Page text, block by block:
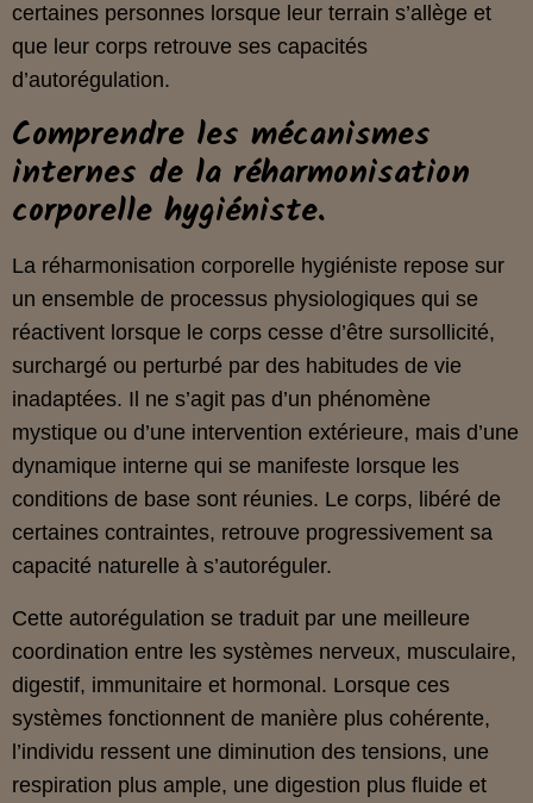
certaines personnes lorsque leur terrain s’allège et
que leur corps retrouve ses capacités
d’autorégulation.
Comprendre les mécanismes
internes de la réharmonisation
corporelle hygiéniste.
La réharmonisation corporelle hygiéniste repose sur
un ensemble de processus physiologiques qui se
réactivent lorsque le corps cesse d’être sursollicité,
surchargé ou perturbé par des habitudes de vie
inadaptées. Il ne s’agit pas d’un phénomène
mystique ou d’une intervention extérieure, mais d’une
dynamique interne qui se manifeste lorsque les
conditions de base sont réunies. Le corps, libéré de
certaines contraintes, retrouve progressivement sa
capacité naturelle à s’autoréguler.
Cette autorégulation se traduit par une meilleure
coordination entre les systèmes nerveux, musculaire,
digestif, immunitaire et hormonal. Lorsque ces
systèmes fonctionnent de manière plus cohérente,
l’individu ressent une diminution des tensions, une
respiration plus ample, une digestion plus fluide et